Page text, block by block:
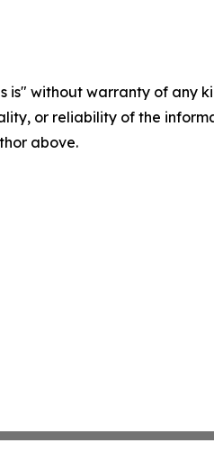
is" without warranty of
or reliability of the
above.